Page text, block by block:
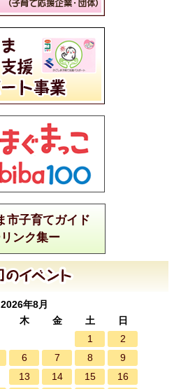
市子育てガイド
ンク集ー
2026年8月
木 金 土
日
1
2
6 7 8
9
13 14 15
16